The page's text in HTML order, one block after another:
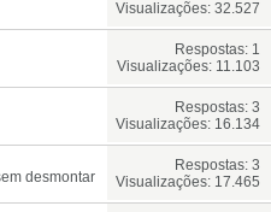
Visualizações: 32.527
Respostas: 1
Visualizações: 11.103
Respostas: 3
Visualizações: 16.134
Respostas: 3
Visualizações: 17.465